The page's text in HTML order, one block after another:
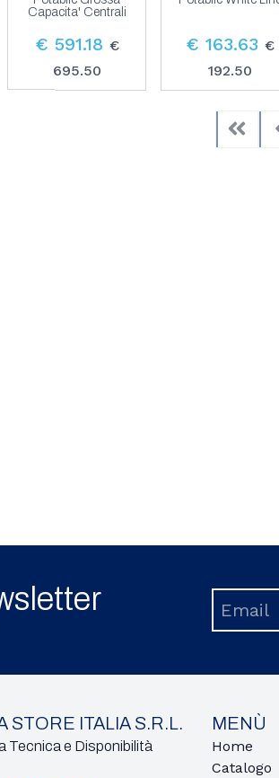
Capacita' Centrali
€ 591.18 €
695.50
€ 163.63 €
192.50
STORE ITALIA S.R.L.
Tecnica e Disponibilità
MENÙ
Home
Catalogo